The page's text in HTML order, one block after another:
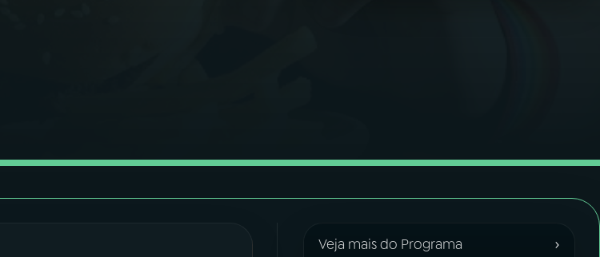
Veja mais do Programa ›